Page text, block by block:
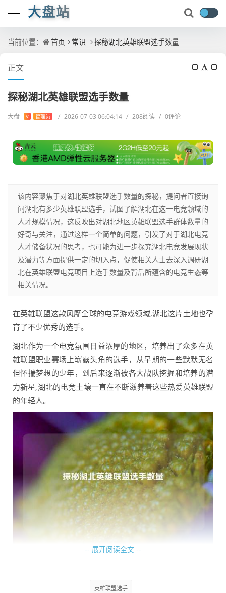
大盘站
当前位置： 首页 常识 探秘湖北英雄联盟选手数量
正文
探秘湖北英雄联盟选手数量
大盘 V 管理员 / 2026-07-03 06:04:14 / 208阅读 / 0评论
该内容聚焦于对湖北英雄联盟选手数量的探秘，提问者直接询
问湖北有多少英雄联盟选手，试图了解湖北在这一电竞领域的
人才规模情况，这反映出对湖北地区英雄联盟选手群体数量的
好奇与关注，通过这样一个简单的问题，引发了对于湖北电竞
人才储备状况的思考，也可能为进一步探究湖北电竞发展现状
及潜力等方面提供一定的切入点，促使相关人士去深入调研湖
北在英雄联盟电竞项目上选手数量及背后所蕴含的电竞生态等
相关情况。
在英雄联盟这款风靡全球的电竞游戏领域,湖北这片土地也孕
育了不少优秀的选手。
湖北作为一个电竞氛围日益浓厚的地区，培养出了众多在英
雄联盟职业赛场上崭露头角的选手，从早期的一些默默无名
但怀揣梦想的少年，到后来逐渐被各大战队挖掘和培养的潜
力新星,湖北的电竞土壤一直在不断滋养着这些热爱英雄联盟
的年轻人。
来自湖北的选手身影，他们凭借自身的努力和天赋，在激烈
-- 展开阅读全文 --
英雄联盟选手